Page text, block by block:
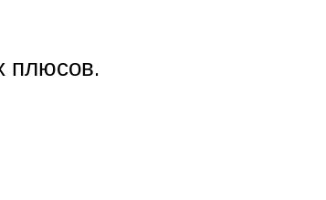
плюсов.